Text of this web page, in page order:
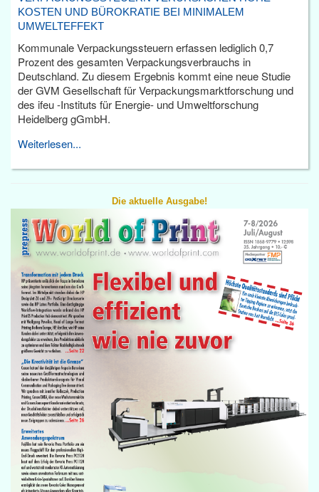
KOSTEN UND BÜROKRATIE BEI MINIMALEM
UMWELTEFFEKT
Kommunale Verpackungssteuern erfassen lediglich 0,7
Prozent des gesamten Verpackungsverbrauchs in
Deutschland. Zu diesem Ergebnis kommt eine neue Studie
der GVM Gesellschaft für Verpackungsmarktforschung und
des ifeu -Instituts für Energie- und Umweltforschung
Heidelberg gGmbH.
Weiterlesen...
Die aktuelle Ausgabe!